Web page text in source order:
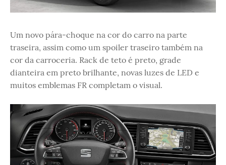
Um novo pára-choque na cor do carro na parte
traseira, assim como um spoiler traseiro também na
cor da carroceria. Rack de teto é preto, grade
dianteira em preto brilhante, novas luzes de LED e
muitos emblemas FR completam o visual.